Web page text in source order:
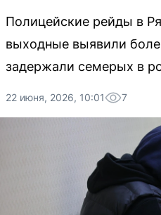
Полицейские рейды в
выходные выявили
задержали семерых в
22 июня, 2026, 10:01 7